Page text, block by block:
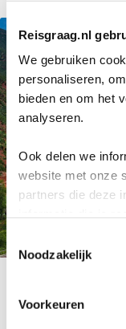
Reisgraag.nl
We gebruiken
personaliseren,
bieden en om het
analyseren.
Ook delen we
website met onze
partners die deze
C
o
Noodzakelijk
Voorkeuren
Uitzich vanuit
Marokko